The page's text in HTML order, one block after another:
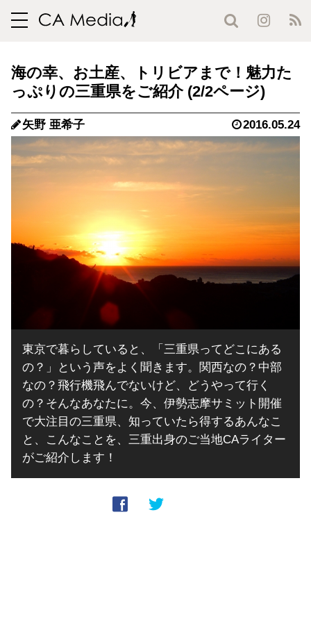
toggle
海の幸、お土産、トリビアまで！魅力た
っぷりの三重県をご紹介 (2/2ページ)
矢野 亜希子 2016.05.24
東京で暮らしていると、「三重県ってどこにある
の？」という声をよく聞きます。関西なの？中部
なの？飛行機飛んでないけど、どうやって行く
の？そんなあなたに。今、伊勢志摩サミット開催
で大注目の三重県、知っていたら得するあんなこ
と、こんなことを、三重出身のご当地CAライター
がご紹介します！